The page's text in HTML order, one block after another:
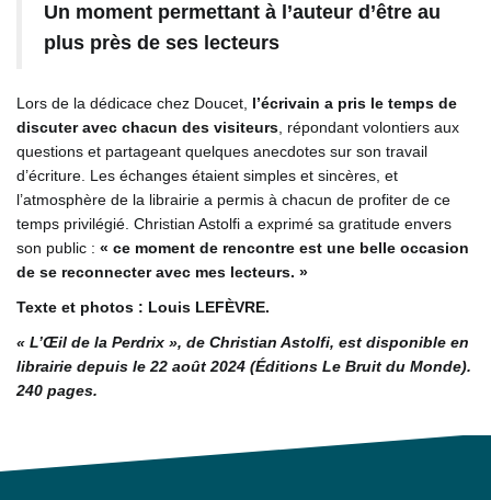
Un moment permettant à l’auteur d’être au
plus près de ses lecteurs
Lors de la dédicace chez Doucet, l’écrivain a pris le temps de
discuter avec chacun des visiteurs, répondant volontiers aux
questions et partageant quelques anecdotes sur son travail
d’écriture. Les échanges étaient simples et sincères, et
l’atmosphère de la librairie a permis à chacun de profiter de ce
temps privilégié. Christian Astolfi a exprimé sa gratitude envers
son public : « ce moment de rencontre est une belle occasion
de se reconnecter avec mes lecteurs. »
Texte et photos : Louis LEFÈVRE.
« L’Œil de la Perdrix », de Christian Astolfi, est disponible en
librairie depuis le 22 août 2024 (Éditions Le Bruit du Monde).
240 pages.